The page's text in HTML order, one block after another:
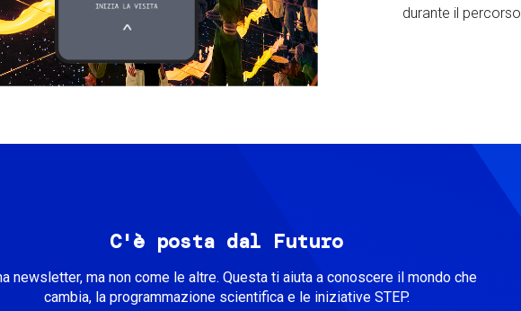
durante il percorso.
C'è posta dal Futuro
newsletter, ma non come le altre. Questa ti aiuta a conoscere il mondo che
cambia, la programmazione scientifica e le iniziative STEP.